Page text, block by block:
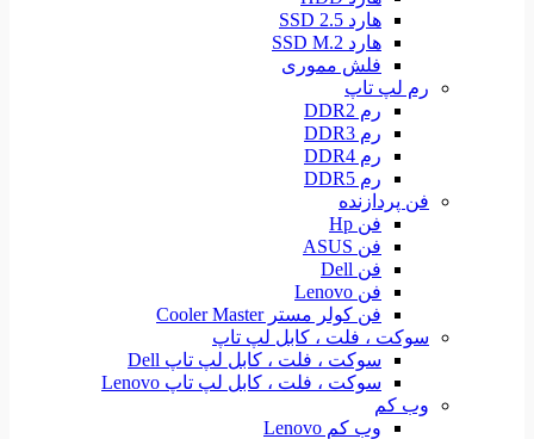
هارد SSD 2.5
هارد SSD M.2
فلش مموری
رم لپ تاپ
رم DDR2
رم DDR3
رم DDR4
رم DDR5
فن پردازنده
فن Hp
فن ASUS
فن Dell
فن Lenovo
فن کولر مستر Cooler Master
سوکت ، فلت ، کابل لپ تاپ
سوکت ، فلت ، کابل لپ تاپ Dell
سوکت ، فلت ، کابل لپ تاپ Lenovo
وب کم
وب کم Lenovo